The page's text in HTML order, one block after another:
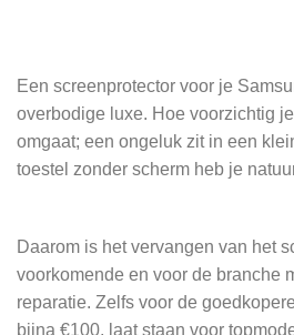
Een screenprotector voor je
overbodige luxe. Hoe voorzichtig
omgaat; een ongeluk zit in een
toestel zonder scherm heb je
Daarom is het vervangen van het
voorkomende en voor de branche
reparatie. Zelfs voor de
bijna €100, laat staan voor